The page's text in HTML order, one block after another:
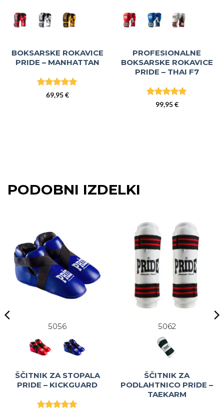
BOKSARSKE ROKAVICE
PRIDE – MANHATTAN
Ocenjeno
69,95€
PROFESIONALNE
BOKSARSKE ROKAVICE
PRIDE – THAI F7
Ocenjeno
99,95€
PODOBNI IZDELKI
5056
ŠČITNIK ZA STOPALA
PRIDE – KICKGUARD
5062
ŠČITNIK ZA
PODLAHTNICO PRIDE –
TAEKARM